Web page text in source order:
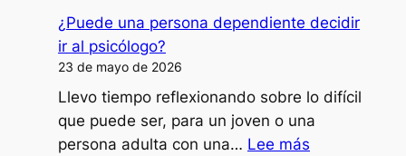
clases,
formaciones
ponencias
con
¿Puede una persona dependiente decidir
ir al psicólogo?
23 de mayo de 2026
Llevo tiempo reflexionando sobre lo difícil
que puede ser, para un joven o una
persona adulta con una… Lee más